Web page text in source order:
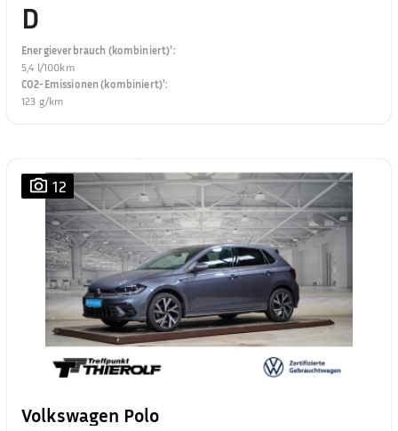
D
Energieverbrauch (kombiniert)¹:
5,4 l/100km
CO2-Emissionen (kombiniert)¹:
123 g/km
12
Volkswagen Polo